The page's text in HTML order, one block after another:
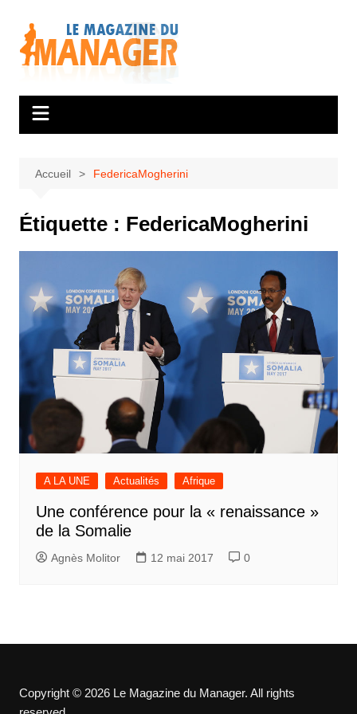
contenu
Accueil FedericaMogherini
Étiquette : FedericaMogherini
A LA UNE Actualités Afrique
Une conférence pour la « renaissance »
de la Somalie
Agnès Molitor 12 mai 2017 0
Copyright © 2026 Le Magazine du Manager. All rights